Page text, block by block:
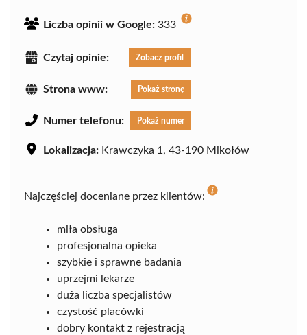
Liczba opinii w Google: 333
Czytaj opinie: Zobacz profil
Strona www: Pokaż stronę
Numer telefonu: Pokaż numer
Lokalizacja: Krawczyka 1, 43-190 Mikołów
Najczęściej doceniane przez klientów:
miła obsługa
profesjonalna opieka
szybkie i sprawne badania
uprzejmi lekarze
duża liczba specjalistów
czystość placówki
dobry kontakt z rejestracją